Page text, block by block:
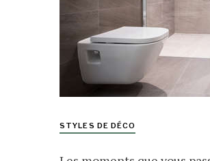
STYLES DE DÉCO